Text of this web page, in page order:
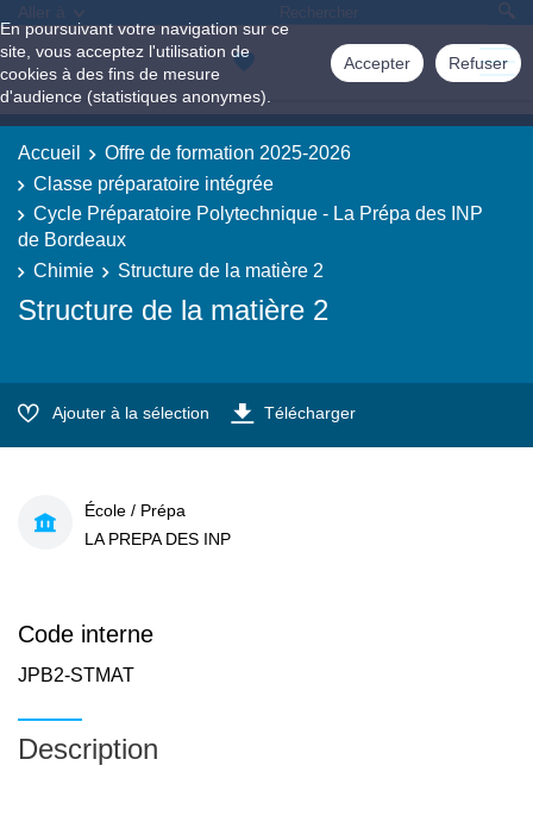
En poursuivant votre navigation sur ce
site, vous acceptez l'utilisation de
cookies à des fins de mesure
d'audience (statistiques anonymes).
Accepter Refuser
Aller à
Accueil
Offre de formation 2025-2026
Classe préparatoire intégrée
Cycle Préparatoire Polytechnique - La Prépa des INP
de Bordeaux
Chimie
Structure de la matière 2
Structure de la matière 2
Ajouter à la sélection Télécharger
École / Prépa
LA PREPA DES INP
Code interne
JPB2-STMAT
Description